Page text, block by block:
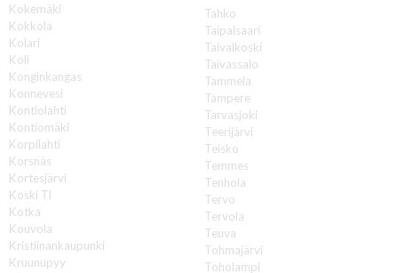
Kokemäki
Kokkola
Kolari
Koli
Konginkangas
Konnevesi
Kontiolahti
Kontiomäki
Korpilahti
Korsnäs
Kortesjärvi
Koski Tl
Kotka
Kouvola
Kristiinankaupunki
Kruunupyy
Tahko
Taipalsaari
Taivalkoski
Taivassalo
Tammela
Tampere
Tarvasjoki
Teerijärvi
Teisko
Temmes
Tenhola
Tervo
Tervola
Teuva
Tohmajärvi
Toholampi